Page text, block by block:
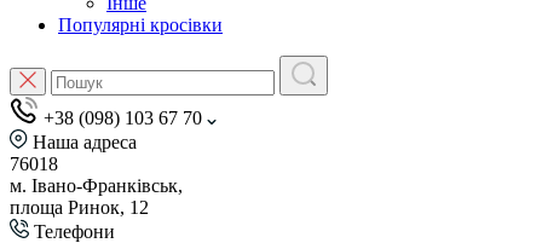
Популярні кросівки
+38 (098) 103 67 70
Наша адреса
76018
м. Івано-Франківськ,
площа Ринок, 12
Телефони